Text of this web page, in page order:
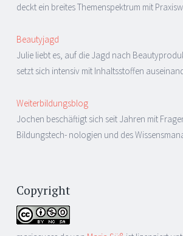
deckt ein breites Themenspektrum mit
Beautyjagd
Julie liebt es, auf die Jagd nach
setzt sich intensiv mit Inhaltsstoffen
Weiterbildungsblog
Jochen beschäftigt sich seit Jahren mit
Bildungstech- nologien und des
Copyright